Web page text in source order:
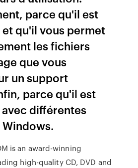
parce qu'il est
qu'il vous permet
les fichiers
que vous
un support
parce qu'il est
différentes
is an award-winning
high-quality CD, DVD and